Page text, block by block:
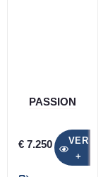
PASSION
€ 7.250
VER
+